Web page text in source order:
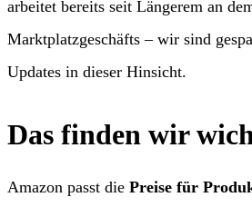
arbeitet bereits seit Längerem an
Marktplatzgeschäfts – wir sind
Updates in dieser Hinsicht.
Das finden wir
Amazon passt die Preise für